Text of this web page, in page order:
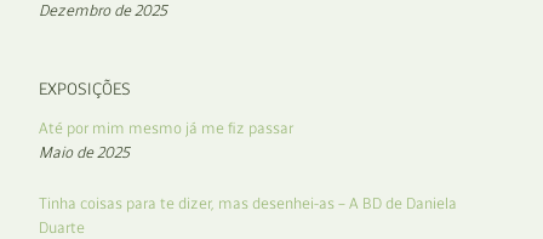
Dezembro de 2025
EXPOSIÇÕES
Até por mim mesmo já me fiz passar
Maio de 2025
Tinha coisas para te dizer, mas desenhei-as – A BD de Daniela
Duarte